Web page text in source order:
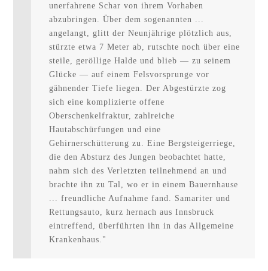
unerfahrene Schar von ihrem Vorhaben
abzubringen. Über dem sogenannten ...
angelangt, glitt der Neunjährige plötzlich aus,
stürzte etwa 7 Meter ab, rutschte noch über eine
steile, geröllige Halde und blieb — zu seinem
Glücke — auf einem Felsvorsprunge vor
gähnender Tiefe liegen. Der Abgestürzte zog
sich eine komplizierte offene
Oberschenkelfraktur, zahlreiche
Hautabschürfungen und eine
Gehirnerschütterung zu. Eine Bergsteigerriege,
die den Absturz des Jungen beobachtet hatte,
nahm sich des Verletzten teilnehmend an und
brachte ihn zu Tal, wo er in einem Bauernhause
... freundliche Aufnahme fand. Samariter und
Rettungsauto, kurz hernach aus Innsbruck
eintreffend, überführten ihn in das Allgemeine
Krankenhaus."